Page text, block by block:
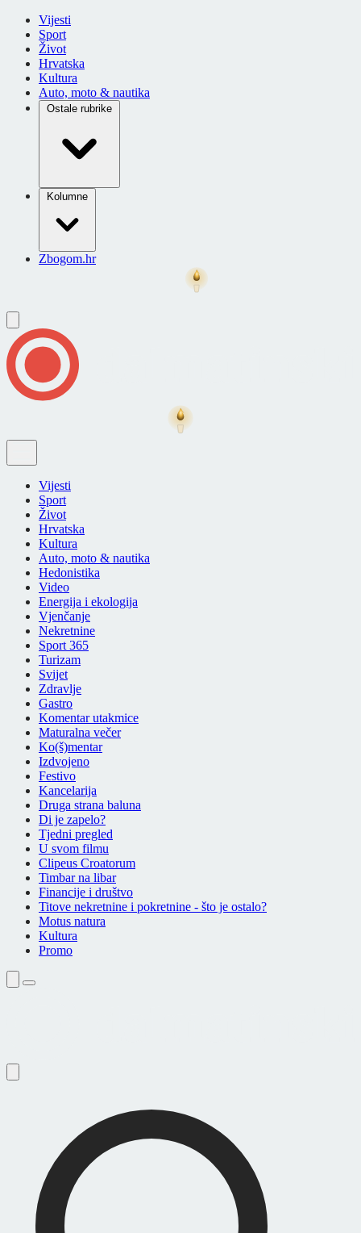
Vijesti
Sport
Život
Hrvatska
Kultura
Auto, moto & nautika
Ostale rubrike
Kolumne
Zbogom.hr
Vijesti
Sport
Život
Hrvatska
Kultura
Auto, moto & nautika
Hedonistika
Video
Energija i ekologija
Vjenčanje
Nekretnine
Sport 365
Turizam
Svijet
Zdravlje
Gastro
Komentar utakmice
Maturalna večer
Ko(š)mentar
Izdvojeno
Festivo
Kancelarija
Druga strana baluna
Di je zapelo?
Tjedni pregled
U svom filmu
Clipeus Croatorum
Timbar na libar
Financije i društvo
Titove nekretnine i pokretnine - što je ostalo?
Motus natura
Kultura
Promo